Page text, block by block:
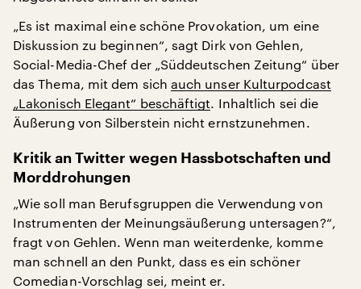
„Es ist maximal eine schöne Provokation, um eine
Diskussion zu beginnen“, sagt Dirk von Gehlen,
Social-Media-Chef der „Süddeutschen Zeitung“ über
das Thema, mit dem sich auch unser Kulturpodcast
„Lakonisch Elegant“ beschäftigt. Inhaltlich sei die
Äußerung von Silberstein nicht ernstzunehmen.
Kritik an Twitter wegen Hassbotschaften und
Morddrohungen
„Wie soll man Berufsgruppen die Verwendung von
Instrumenten der Meinungsäußerung untersagen?“,
fragt von Gehlen. Wenn man weiterdenke, komme
man schnell an den Punkt, dass es ein schöner
Comedian-Vorschlag sei, meint er.